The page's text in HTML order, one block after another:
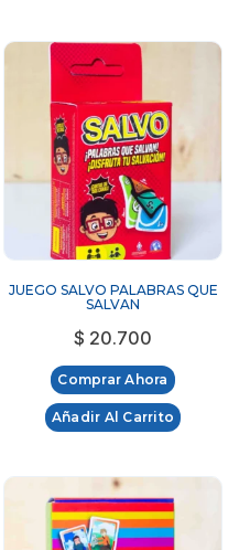
JUEGO SALVO PALABRAS QUE
SALVAN
$ 20.700
Comprar Ahora
Añadir Al Carrito